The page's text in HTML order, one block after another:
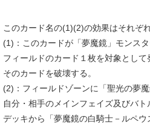
このカード名の(1)(2)の効果はそれぞ
(1)：このカードが「夢魔鏡」モンス
フィールドのカード１枚を対象として
そのカードを破壊する。
(2)：フィールドゾーンに「聖光の夢魔
自分・相手のメインフェイズ及びバ
デッキから「夢魔鏡の白騎士－ルペウ